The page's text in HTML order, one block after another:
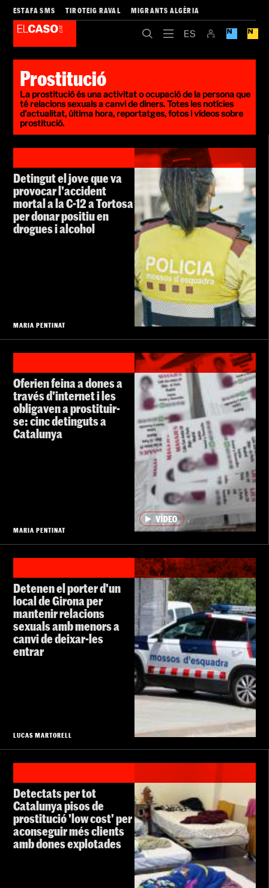
ESTAFA SMS TIROTEIG RAVAL MIGRANTS ALGÈRIA
Prostitució
La prostitució és una activitat o ocupació de la persona que
té relacions sexuals a canvi de diners. Totes les notícies
d'actualitat, última hora, reportatges, fotos i vídeos sobre
prostitució.
Detingut el jove que va
provocar l'accident
mortal a la C-12 a Tortosa
per donar positiu en
drogues i alcohol
MARIA PENTINAT
Oferien feina a dones a
través d'internet i les
obligaven a prostituir-
se: cinc detinguts a
Catalunya
MARIA PENTINAT
Detenen el porter d'un
local de Girona per
mantenir relacions
sexuals amb menors a
canvi de deixar-les
entrar
LUCAS MARTORELL
Detectats per tot
Catalunya pisos de
prostitució 'low cost' per
aconseguir més clients
amb dones explotades